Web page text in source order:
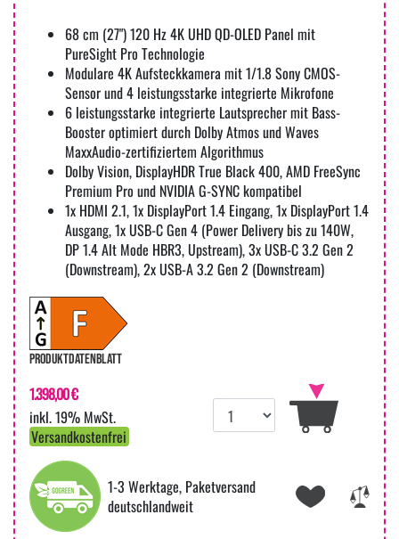
68 cm (27") 120 Hz 4K UHD QD-OLED Panel mit
PureSight Pro Technologie
Modulare 4K Aufsteckkamera mit 1/1.8 Sony CMOS-
Sensor und 4 leistungsstarke integrierte Mikrofone
6 leistungsstarke integrierte Lautsprecher mit Bass-
Booster optimiert durch Dolby Atmos und Waves
MaxxAudio-zertifiziertem Algorithmus
Dolby Vision, DisplayHDR True Black 400, AMD FreeSync
Premium Pro und NVIDIA G-SYNC kompatibel
1x HDMI 2.1, 1x DisplayPort 1.4 Eingang, 1x DisplayPort 1.4
Ausgang, 1x USB-C Gen 4 (Power Delivery bis zu 140W,
DP 1.4 Alt Mode HBR3, Upstream), 3x USB-C 3.2 Gen 2
(Downstream), 2x USB-A 3.2 Gen 2 (Downstream)
PRODUKTDATENBLATT
1.398,00 €
inkl. 19% MwSt.
Versandkostenfrei
1-3 Werktage, Paketversand
deutschlandweit